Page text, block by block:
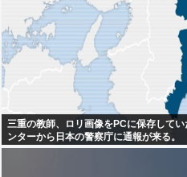
三重の教師、ロリ画像をPCに保存して
ンターから日本の警察庁に通報が来る。